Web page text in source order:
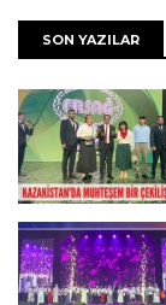
SON YAZILAR